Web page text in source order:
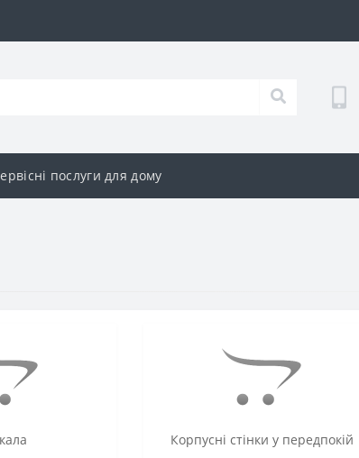
послуги для дому
Корпусні стінки у передпокій